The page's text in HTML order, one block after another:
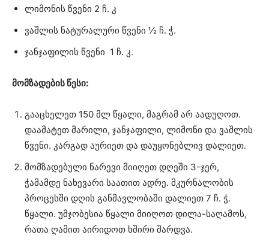
ლიმონის წვენი 2 ჩ. კ
ვაშლის ნატურალური წვენი ½ ჩ. ჭ.
ჯანჯაფილის წვენი 1 ჩ. კ.
მომზადების წესი:
გააცხელეთ 150 მლ წყალი, მაგრამ არ აადუღოთ.
დაამატეთ მარილი, ჯანჯაფილი, ლიმონი და ვაშლის
წვენი. კარგად აურიეთ და დაუყონებლივ დალიეთ.
მომზადებული ნარევი მიიღეთ დღეში 3-ჯერ,
ჭამამდე ნახევარი საათით ადრე. მკურნალობის
პროცესში დღის განმავლობაში დალიეთ 7 ჩ. ჭ.
წყალი. უმჯობესია წყალი მიიღოთ დილა-საღამოს,
რათა ღამით აირიდოთ ხშირი შარდვა.